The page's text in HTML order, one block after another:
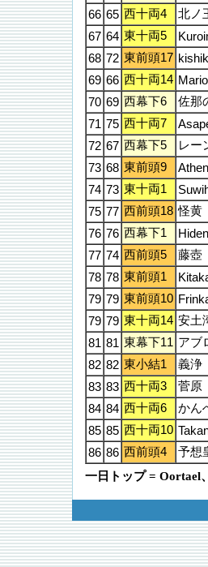
66 65 西十両4 北ノ
67 64 東十両5
68 72 東前頭17
69 66 西十両14
70 69 西幕下6 佐那
71 75 西十両7
72 67 西幕下5 レー
73 68 東前頭9
74 73 東十両1
75 77 西前頭18 怪黄
76 76 西幕下1
77 74 西前頭5 藤壺
78 78 東前頭1
79 79 東前頭10
79 79 東十両14 安土
81 81 東幕下11 アブ
82 82 東小結1 義浄
83 83 西十両3 菅原
84 84 西十両6 かん
85 85 西十両10
86 86 西前頭4 予想
一日トップ = Oortael